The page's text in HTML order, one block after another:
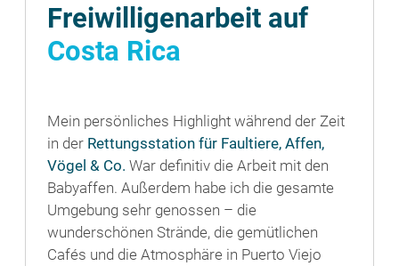
Freiwilligenarbeit auf
Costa Rica
Mein persönliches Highlight während der Zeit
in der Rettungsstation für Faultiere, Affen,
Vögel & Co. War definitiv die Arbeit mit den
Babyaffen. Außerdem habe ich die gesamte
Umgebung sehr genossen – die
wunderschönen Strände, die gemütlichen
Cafés und die Atmosphäre in Puerto Viejo